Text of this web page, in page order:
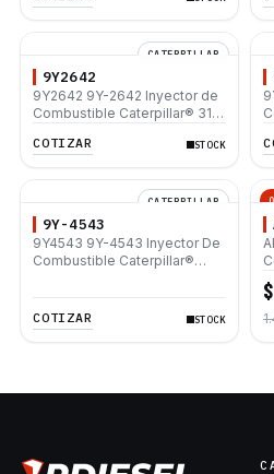
CATERPILLAR
9Y2642
9Y2642 9Y-2642 Inyector de
Combustible Caterpillar® 3114
E200B E240B E240C CB-434
COTIZAR STOCK
CATERPILLAR
9Y-4543
9Y4543 9Y-4543 Inyector De
Combustible Caterpillar®
COTIZAR STOCK